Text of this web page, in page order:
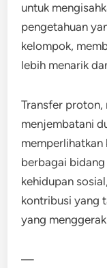
untuk
pengetahuan
kelompok,
lebih menarik
Transfer proton,
menjembatani
memperlihatkan
berbagai
kehidupan
kontribusi yang
yang
—